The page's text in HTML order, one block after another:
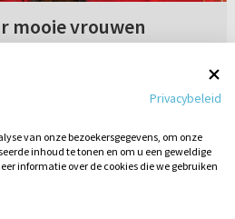
mooie vrouwen
in de weg staat; mijn man
door mooie vrouwen. Hij
Dat vind...
07-07-2016
Privacybeleid
van onze bezoekersgegevens, om onze
inhoud te tonen en om u een geweldige
informatie over de cookies die we gebruiken